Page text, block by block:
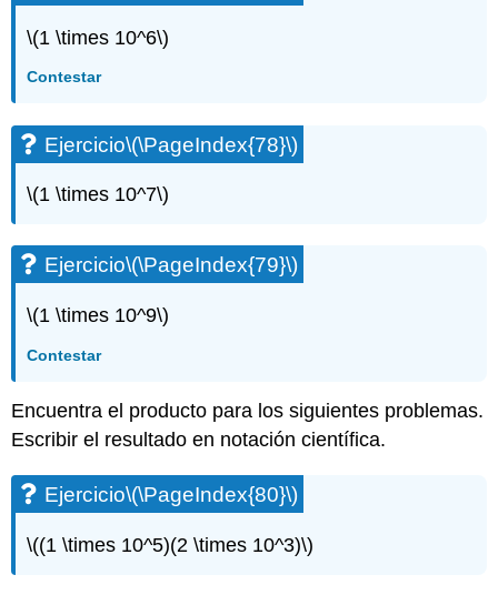
\(1 \times 10^6\)
Contestar
Ejercicio\(\PageIndex{78}\)
\(1 \times 10^7\)
Ejercicio\(\PageIndex{79}\)
\(1 \times 10^9\)
Contestar
Encuentra el producto para los siguientes problemas.
Escribir el resultado en notación científica.
Ejercicio\(\PageIndex{80}\)
\((1 \times 10^5)(2 \times 10^3)\)